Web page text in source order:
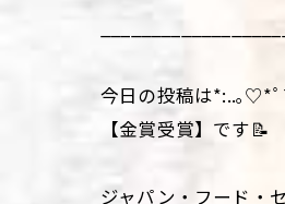
今日の投稿は*:..｡♡*ﾟ
【金賞受賞】です📝
ジャパン・フード・